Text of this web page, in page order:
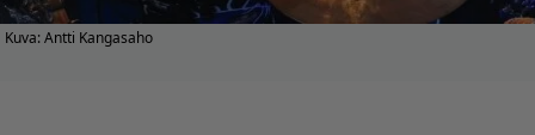
Kuva: Antti Kangasaho